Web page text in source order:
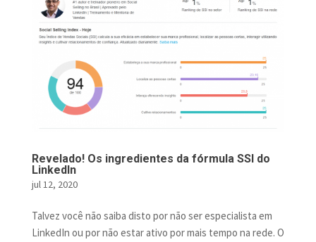
Revelado! Os ingredientes da fórmula SSI do
LinkedIn
jul 12, 2020
Talvez você não saiba disto por não ser especialista em
LinkedIn ou por não estar ativo por mais tempo na rede. O